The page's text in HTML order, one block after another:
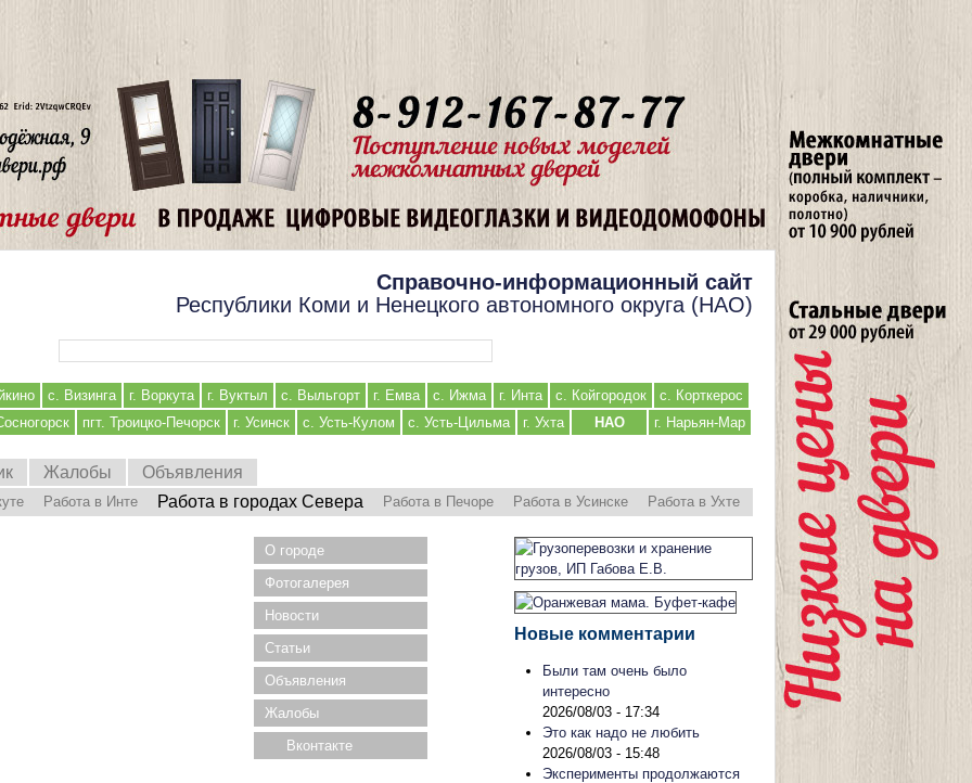
Справочно-информационный сайт
Республики Коми и Ненецкого автономного округа (НАО)
с. Визинга г. Воркута г. Вуктыл с. Выльгорт г. Емва с. Ижма г. Инта с. Койгородок
с. Корткерос
пгт. Троицко-Печорск г. Усинск с. Усть-Кулом с. Усть-Цильма г. Ухта НАО г. Нарьян-Мар
Жалобы Объявления
Работа в Инте Работа в городах Севера Работа в Печоре Работа в Усинске Работа в Ухте
О городе
Фотогалерея
Новости
Статьи
Объявления
Жалобы
Вконтакте
Новые комментарии
Были там очень было
интересно
2026/08/03 - 17:34
Это как надо не любить
2026/08/03 - 15:48
Эксперименты продолжаются